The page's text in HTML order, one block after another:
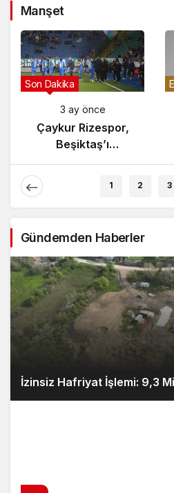
Manşet
Son Dakika
3 ay önce
Çaykur Rizespor,
Beşiktaş’ı
Ağırlıyor!
1 2 3
Gündemden Haberler
İzinsiz Hafriyat İşlemi: 9,3